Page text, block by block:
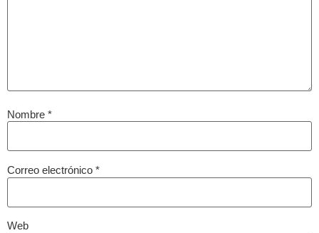
Nombre *
Correo electrónico *
Web